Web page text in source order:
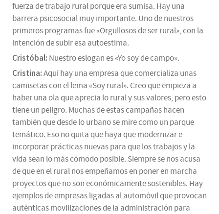
fuerza de trabajo rural porque era sumisa. Hay una
barrera psicosocial muy importante. Uno de nuestros
primeros programas fue «Orgullosos de ser rural», con la
intención de subir esa autoestima.
Cristóbal: Nuestro eslogan es «Yo soy de campo».
Cristina:Aquí hay una empresa que comercializa unas
camisetas con el lema «Soy rural». Creo que empieza a
haber una ola que aprecia lo rural y sus valores, pero esto
tiene un peligro. Muchas de estas campañas hacen
también que desde lo urbano se mire como un parque
temático. Eso no quita que haya que modernizar e
incorporar prácticas nuevas para que los trabajos y la
vida sean lo más cómodo posible. Siempre se nos acusa
de que en el rural nos empeñamos en poner en marcha
proyectos que no son económicamente sostenibles. Hay
ejemplos de empresas ligadas al automóvil que provocan
auténticas movilizaciones de la administración para